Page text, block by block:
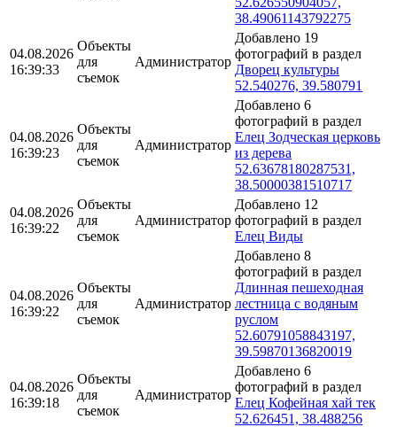
38.49061143792275
04.08.2026
16:39:33
Объекты
для
съемок
Администратор
Добавлено 19
фотографий в раздел
Дворец культуры
52.540276, 39.580791
04.08.2026
16:39:23
Объекты
для
съемок
Администратор
Добавлено 6
фотографий в раздел
Елец Зодческая церковь
из дерева
52.63678180287531,
38.50000381510717
04.08.2026
16:39:22
Объекты
для
съемок
Администратор
Добавлено 12
фотографий в раздел
Елец Виды
04.08.2026
16:39:22
Объекты
для
съемок
Администратор
Добавлено 8
фотографий в раздел
Длинная пешеходная
лестница с водяным
руслом
52.60791058843197,
39.59870136820019
04.08.2026
16:39:18
Объекты
для
съемок
Администратор
Добавлено 6
фотографий в раздел
Елец Кофейная хай тек
52.626451, 38.488256